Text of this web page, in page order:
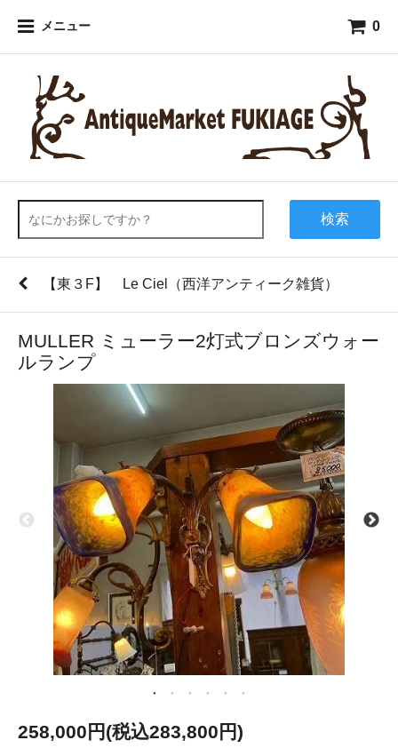
メニュー 0
検索
【東３F】 Le Ciel（西洋アンティーク雑貨）
MULLER ミューラー2灯式ブロンズウォー
ルランプ
258,000円(税込283,800円)